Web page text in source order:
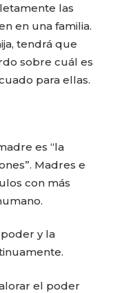
las
en una familia.
tendrá que
sobre cuál es
para ellas.
es “la
Madres e
con más
y la
el poder